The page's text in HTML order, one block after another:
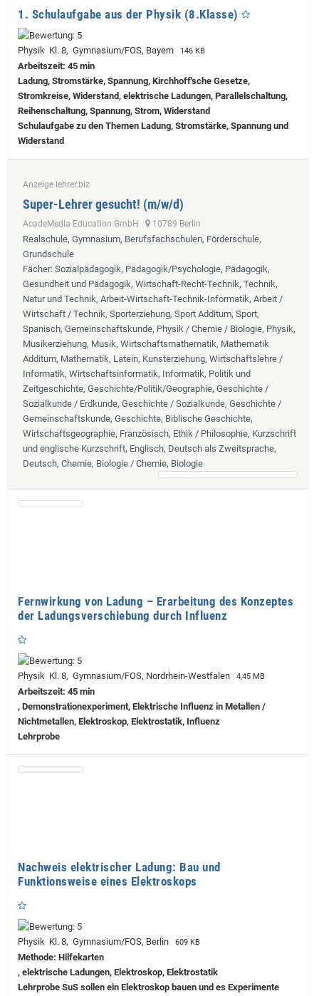
1. Schulaufgabe aus der Physik (8.Klasse)
Physik Kl. 8, Gymnasium/FOS, Bayern 146 KB
Arbeitszeit: 45 min
Ladung, Stromstärke, Spannung, Kirchhoff'sche Gesetze,
Stromkreise, Widerstand, elektrische Ladungen, Parallelschaltung,
Reihenschaltung, Spannung, Strom, Widerstand
Schulaufgabe zu den Themen Ladung, Stromstärke, Spannung und
Widerstand
Anzeige lehrer.biz
Super-Lehrer gesucht! (m/w/d)
AcadeMedia Education GmbH 10789 Berlin
Realschule, Gymnasium, Berufsfachschulen, Förderschule,
Grundschule
Fächer: Sozialpädagogik, Pädagogik/Psychologie, Pädagogik,
Gesundheit und Pädagogik, Wirtschaft-Recht-Technik, Technik,
Natur und Technik, Arbeit-Wirtschaft-Technik-Informatik, Arbeit /
Wirtschaft / Technik, Sporterziehung, Sport Additum, Sport,
Spanisch, Gemeinschaftskunde, Physik / Chemie / Biologie, Physik,
Musikerziehung, Musik, Wirtschaftsmathematik, Mathematik
Additum, Mathematik, Latein, Kunsterziehung, Wirtschaftslehre /
Informatik, Wirtschaftsinformatik, Informatik, Politik und
Zeitgeschichte, Geschichte/Politik/Geographie, Geschichte /
Sozialkunde / Erdkunde, Geschichte / Sozialkunde, Geschichte /
Gemeinschaftskunde, Geschichte, Biblische Geschichte,
Wirtschaftsgeographie, Französisch, Ethik / Philosophie, Kurzschrift
und englische Kurzschrift, Englisch, Deutsch als Zweitsprache,
Deutsch, Chemie, Biologie / Chemie, Biologie
Fernwirkung von Ladung – Erarbeitung des Konzeptes
der Ladungsverschiebung durch Influenz
Physik Kl. 8, Gymnasium/FOS, Nordrhein-Westfalen 4,45 MB
Arbeitszeit: 45 min
, Demonstrationexperiment, Elektrische Influenz in Metallen /
Nichtmetallen, Elektroskop, Elektrostatik, Influenz
Lehrprobe
Nachweis elektrischer Ladung: Bau und
Funktionsweise eines Elektroskops
Physik Kl. 8, Gymnasium/FOS, Berlin 609 KB
Methode: Hilfekarten
, elektrische Ladungen, Elektroskop, Elektrostatik
Lehrprobe SuS sollen ein Elektroskop bauen und es Experimente